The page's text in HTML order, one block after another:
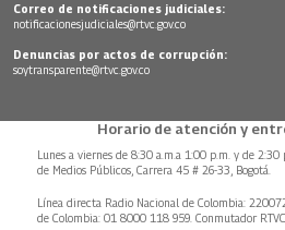
Correo de notificaciones judiciales:
notificacionesjudiciales@rtvc.gov.co
Denuncias por actos de corrupción:
soytransparente@rtvc.gov.co
Horario de atención y
Lunes a viernes de 8:30 a.m.a 1:00 p.m. y de 2:30
de Medios Públicos, Carrera 45 # 26-33, Bogotá.
Línea directa Radio Nacional de Colombia:
de Colombia: 01 8000 118 959. Conmutador